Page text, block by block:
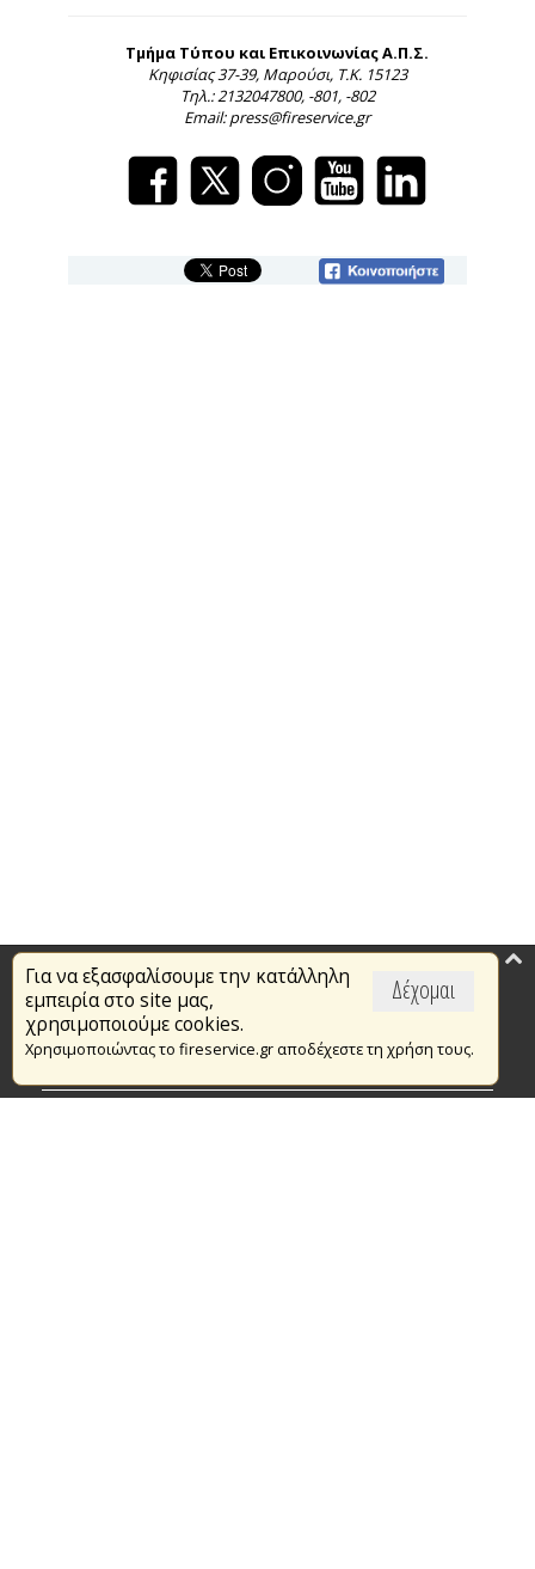
Τμήμα Τύπου και Επικοινωνίας Α.Π.Σ.
Κηφισίας 37-39, Μαρούσι, Τ.Κ. 15123
Τηλ.: 2132047800, -801, -802
Email: press@fireservice.gr
Δέχομαι
Για να εξασφαλίσουμε την κατάλληλη
εμπειρία στο site μας,
χρησιμοποιούμε cookies.
Χρησιμοποιώντας το fireservice.gr αποδέχεστε τη χρήση τους.
Επικαιρότητα
Το Πυροσβεστικό Σώμα